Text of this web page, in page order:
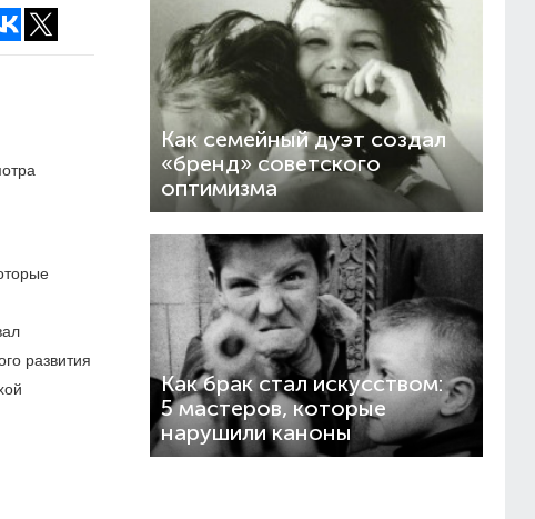
развития
Как семейный дуэт создал
«бренд» советского
оптимизма
Как брак стал искусством:
5 мастеров, которые
нарушили каноны